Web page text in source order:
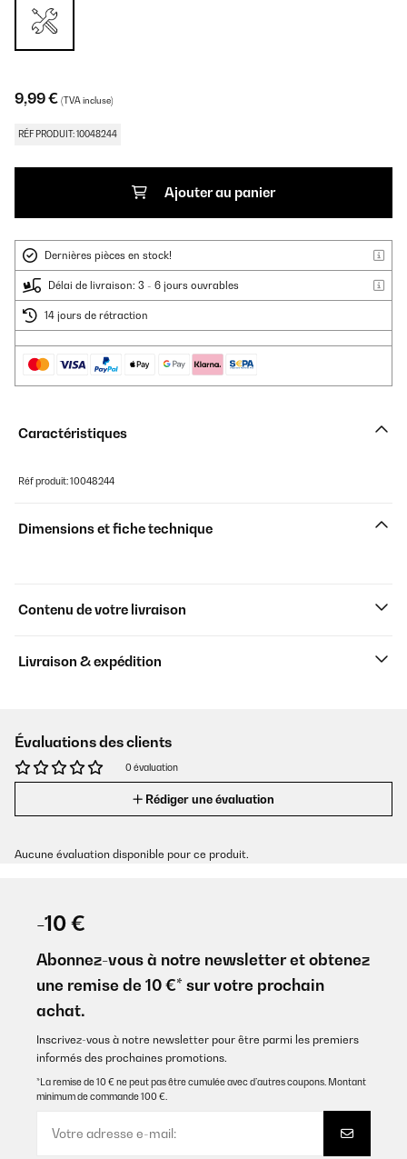
9,99 € (TVA incluse)
RÉF PRODUIT: 10048244
Ajouter au panier
Dernières pièces en stock!
Délai de livraison: 3 - 6 jours ouvrables
14 jours de rétraction
Caractéristiques
Réf produit: 10048244
Dimensions et fiche technique
Contenu de votre livraison
Livraison & expédition
Évaluations des clients
0 évaluation
Rédiger une évaluation
Aucune évaluation disponible pour ce produit.
-10 €
Abonnez-vous à notre newsletter et obtenez
une remise de 10 €* sur votre prochain
achat.
Inscrivez-vous à notre newsletter pour être parmi les premiers
informés des prochaines promotions.
*La remise de 10 € ne peut pas être cumulée avec d’autres coupons. Montant
minimum de commande 100 €.